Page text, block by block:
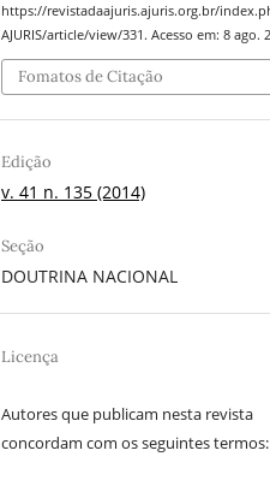
https://revistadaajuris.ajuris.org.br/
AJURIS/article/view/331. Acesso em: 8 ago.
Fomatos de Citação
Edição
v. 41 n. 135 (2014)
Seção
DOUTRINA NACIONAL
Licença
Autores que publicam nesta revista
concordam com os seguintes termos: